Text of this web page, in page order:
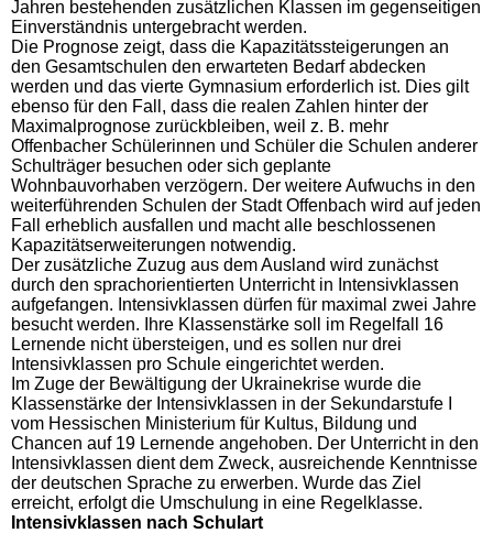
Jahren bestehenden zusätzlichen Klassen im gegenseitigen
Einverständnis untergebracht werden.
Die Prognose zeigt, dass die Kapazitätssteigerungen an
den Gesamtschulen den erwarteten Bedarf abdecken
werden und das vierte Gymnasium erforderlich ist. Dies gilt
ebenso für den Fall, dass die realen Zahlen hinter der
Maximalprognose zurückbleiben, weil z. B. mehr
Offenbacher Schülerinnen und Schüler die Schulen anderer
Schulträger besuchen oder sich geplante
Wohnbauvorhaben verzögern. Der weitere Aufwuchs in den
weiterführenden Schulen der Stadt Offenbach wird auf jeden
Fall erheblich ausfallen und macht alle beschlossenen
Kapazitätserweiterungen notwendig.
Der zusätzliche Zuzug aus dem Ausland wird zunächst
durch den sprachorientierten Unterricht in Intensivklassen
aufgefangen. Intensivklassen dürfen für maximal zwei Jahre
besucht werden. Ihre Klassenstärke soll im Regelfall 16
Lernende nicht übersteigen, und es sollen nur drei
Intensivklassen pro Schule eingerichtet werden.
Im Zuge der Bewältigung der Ukrainekrise wurde die
Klassenstärke der Intensivklassen in der Sekundarstufe I
vom Hessischen Ministerium für Kultus, Bildung und
Chancen auf 19 Lernende angehoben. Der Unterricht in den
Intensivklassen dient dem Zweck, ausreichende Kenntnisse
der deutschen Sprache zu erwerben. Wurde das Ziel
erreicht, erfolgt die Umschulung in eine Regelklasse.
Intensivklassen nach Schulart